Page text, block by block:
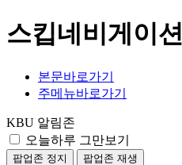
스킵네비게이션
본문바로가기
주메뉴바로가기
KBU 알림존
오늘하루 그만보기
팝업존 정지
팝업존 재생